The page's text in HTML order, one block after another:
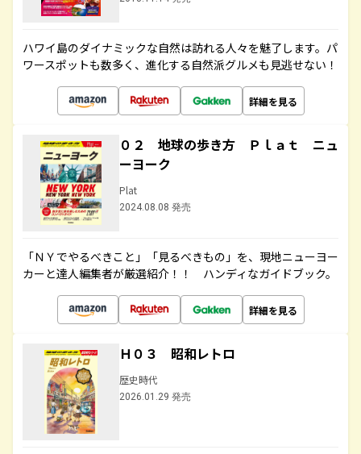
ハワイ島のダイナミックな自然は訪れる人々を魅了します。パ
ワースポットも数多く、進化する自然派グルメも見逃せない！
詳細を見る
０２ 地球の歩き方 Ｐｌａｔ ニュ
ーヨーク
Plat
2024.08.08 発売
「ＮＹでやるべきこと」「見るべきもの」を、現地ニューヨー
カーと達人編集者が厳選紹介！！ ハンディなガイドブック。
詳細を見る
Ｈ０３ 昭和レトロ
歴史時代
2026.01.29 発売